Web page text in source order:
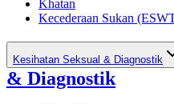
Khatan
Kecederaan Sukan
Kesihatan Seksual & Diagnostik
& Diagnostik